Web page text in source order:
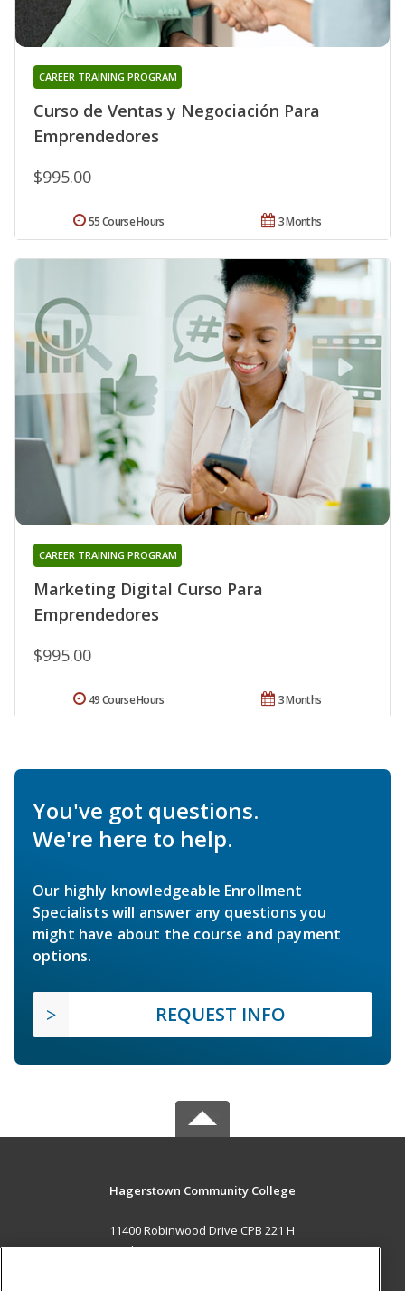
Curso de Ventas y Negociación Para
Emprendedores
CAREER TRAINING PROGRAM
$995.00
3 Months
55 Course Hours
Marketing Digital Curso Para
Emprendedores
CAREER TRAINING PROGRAM
$995.00
3 Months
49 Course Hours
You've got questions.
We're here to help.
Our highly knowledgeable Enrollment
Specialists will answer any questions you
might have about the course and payment
options.
REQUEST INFO
Hagerstown Community College
11400 Robinwood Drive CPB 221 H
hagerstown, MD 21742 US